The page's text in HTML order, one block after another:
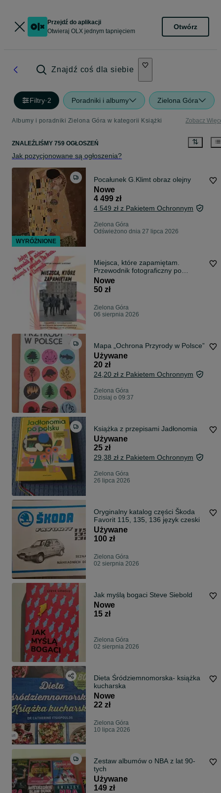
Przejdź do aplikacji
Otwieraj OLX jednym tapnięciem
Otwórz
Znajdź coś dla siebie
Filtry·2 Poradniki i albumy Zielona Góra
Albumy i poradniki Zielona Góra w kategorii Książki Zobacz
ZNALEŹLIŚMY 759 OGŁOSZEŃ
Jak pozycjonowane są ogłoszenia?
Pocałunek G.Klimt obraz olejny
Nowe
4 499 zł
4 549 zł z Pakietem Ochronnym
Zielona Góra
Odświeżono dnia 27 lipca 2026
Miejsca, które zapamiętam.
Przewodnik fotograficzny po
Liverpoolu. Miejsca zwiazane z
zespołem The Beatles
Nowe
50 zł
Zielona Góra
06 sierpnia 2026
Mapa „Ochrona Przyrody w Polsce”
Używane
20 zł
24,20 zł z Pakietem Ochronnym
Zielona Góra
Dzisiaj o 09:37
Książka z przepisami Jadłonomia
Używane
25 zł
29,38 zł z Pakietem Ochronnym
Zielona Góra
26 lipca 2026
Oryginalny katalog części Škoda
Favorit 115, 135, 136 język czeski
Używane
100 zł
Zielona Góra
02 sierpnia 2026
Jak myślą bogaci Steve Siebold
Nowe
15 zł
Zielona Góra
02 sierpnia 2026
Dieta Śródziemnomorska- książka
kucharska
Nowe
22 zł
Zielona Góra
10 lipca 2026
Zestaw albumów o NBA z lat 90-
tych
Używane
149 zł
WYRÓŻNIONE